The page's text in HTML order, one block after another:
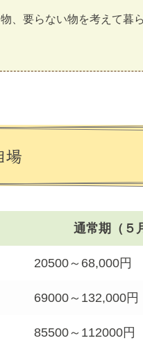
、要らない物を考えて暮
場
通常期（５
20500～68,000円
69000～132,000円
85500～112000円